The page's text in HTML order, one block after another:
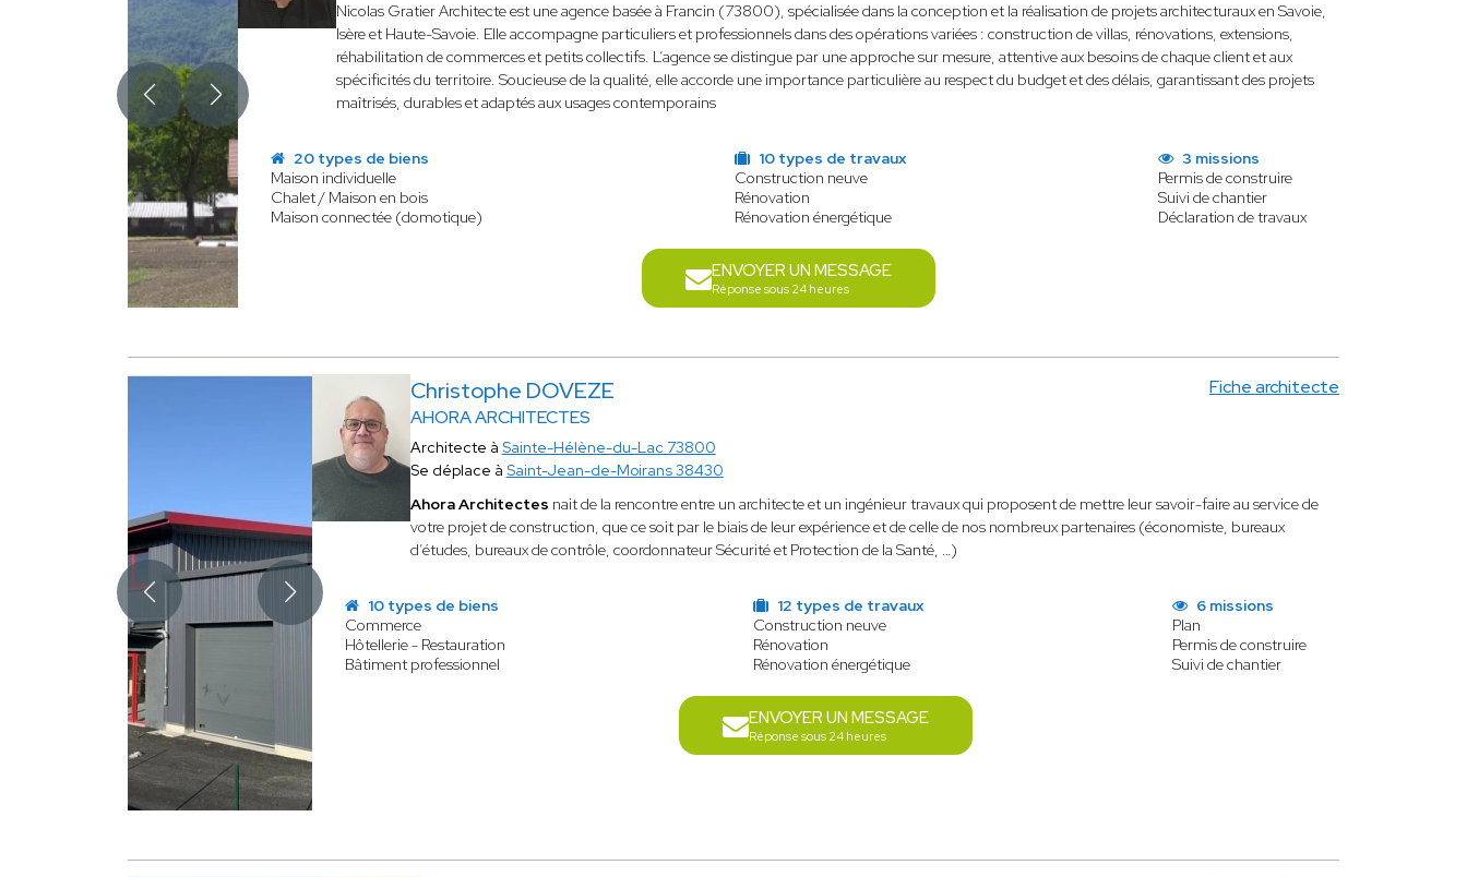
Nicolas Gratier Architecte est une agence basée à Francin (73800), spécialisée dans la conception et la réalisation de projets architecturaux en Savoie,
Isère et Haute-Savoie. Elle accompagne particuliers et professionnels dans des opérations variées : construction de villas, rénovations, extensions,
réhabilitation de commerces et petits collectifs. L’agence se distingue par une approche sur mesure, attentive aux besoins de chaque client et aux
spécificités du territoire. Soucieuse de la qualité, elle accorde une importance particulière au respect du budget et des délais, garantissant des projets
maîtrisés, durables et adaptés aux usages contemporains
20 types de biens
Maison individuelle
Chalet / Maison en bois
Maison connectée (domotique)
10 types de travaux
Construction neuve
Rénovation
Rénovation énergétique
3 missions
Permis de construire
Suivi de chantier
Déclaration de travaux
ENVOYER UN MESSAGE
Réponse sous 24 heures
Christophe DOVEZE
AHORA ARCHITECTES
Fiche architecte
Architecte à Sainte-Hélène-du-Lac 73800
Se déplace à Saint-Jean-de-Moirans 38430
Ahora Architectes nait de la rencontre entre un architecte et un ingénieur travaux qui proposent de mettre leur savoir-faire au service de
votre projet de construction, que ce soit par le biais de leur expérience et de celle de nos nombreux partenaires (économiste, bureaux
d’études, bureaux de contrôle, coordonnateur Sécurité et Protection de la Santé, …)
10 types de biens
Commerce
Hôtellerie - Restauration
Bâtiment professionnel
12 types de travaux
Construction neuve
Rénovation
Rénovation énergétique
6 missions
Plan
Permis de construire
Suivi de chantier
ENVOYER UN MESSAGE
Réponse sous 24 heures